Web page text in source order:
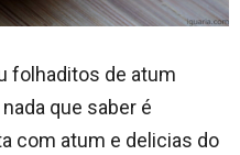
folhaditos de atum
que saber é
com atum e delicias do